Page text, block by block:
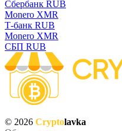
Сбербанк RUB
Monero XMR
Т-банк RUB
Monero XMR
СБП RUB
© 2026 Cryptolavka